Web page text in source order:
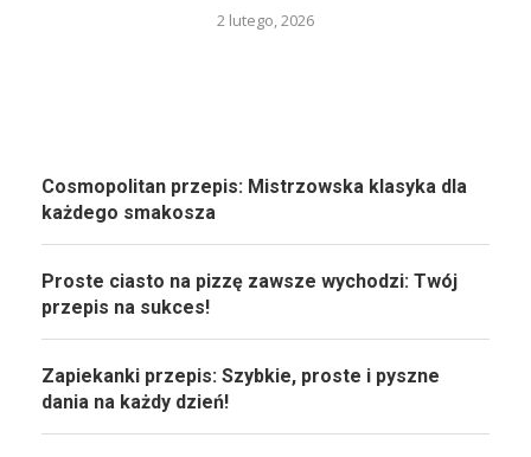
2 lutego, 2026
Cosmopolitan przepis: Mistrzowska klasyka dla
każdego smakosza
Proste ciasto na pizzę zawsze wychodzi: Twój
przepis na sukces!
Zapiekanki przepis: Szybkie, proste i pyszne
dania na każdy dzień!